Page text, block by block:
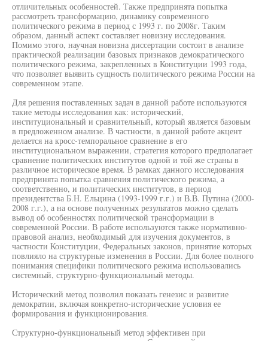
отличительных особенностей. Также предпринята попытка
рассмотреть трансформацию, динамику современного
политического режима в период с 1993 г. по 2008г. Таким
образом, данный аспект составляет новизну исследования.
Помимо этого, научная новизна диссертации состоит в анализе
практической реализации базовых признаков демократического
политического режима, закрепленных в Конституции 1993 года,
что позволяет выявить сущность политического режима России на
современном этапе.
Для решения поставленных задач в данной работе используются
такие методы исследования как: исторический,
институциональный и сравнительный, который является базовым
в предложенном анализе. В частности, в данной работе акцент
делается на кросс-темпоральное сравнение в его
институциональном выражении, стратегия которого предполагает
сравнение политических институтов одной и той же страны в
различное историческое время. В рамках данного исследования
предпринята попытка сравнения политического режима, а
соответственно, и политических институтов, в период
президентства Б.Н. Ельцина (1993-1999 г.г.) и В.В. Путина (2000-
2008 г.г.), а на основе полученных результатов можно сделать
вывод об особенностях политической трансформации в
современной России. В работе используются также нормативно-
правовой анализ, необходимый для изучения документов, в
частности Конституции, Федеральных законов, принятие которых
повлияло на структурные изменения в России. Для более полного
понимания специфики политического режима использовались
системный, структурно-функциональный методы.
Исторический метод позволил показать генезис и развитие
демократии, включая конкретно-исторические условия ее
формирования и функционирования.
Структурно-функциональный метод эффективен при